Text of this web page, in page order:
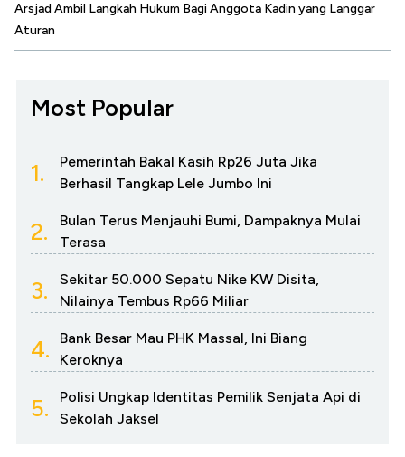
Arsjad Ambil Langkah Hukum Bagi Anggota Kadin yang Langgar
Aturan
Most Popular
1.
Pemerintah Bakal Kasih Rp26 Juta Jika
Berhasil Tangkap Lele Jumbo Ini
2.
Bulan Terus Menjauhi Bumi, Dampaknya Mulai
Terasa
3.
Sekitar 50.000 Sepatu Nike KW Disita,
Nilainya Tembus Rp66 Miliar
4.
Bank Besar Mau PHK Massal, Ini Biang
Keroknya
5.
Polisi Ungkap Identitas Pemilik Senjata Api di
Sekolah Jaksel